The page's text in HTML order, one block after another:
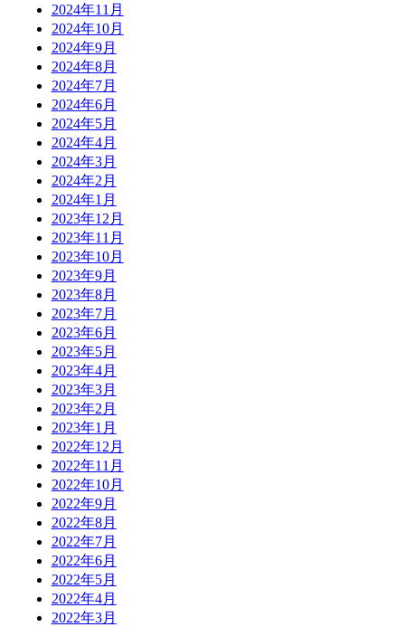
2024年11月
2024年10月
2024年9月
2024年8月
2024年7月
2024年6月
2024年5月
2024年4月
2024年3月
2024年2月
2024年1月
2023年12月
2023年11月
2023年10月
2023年9月
2023年8月
2023年7月
2023年6月
2023年5月
2023年4月
2023年3月
2023年2月
2023年1月
2022年12月
2022年11月
2022年10月
2022年9月
2022年8月
2022年7月
2022年6月
2022年5月
2022年4月
2022年3月